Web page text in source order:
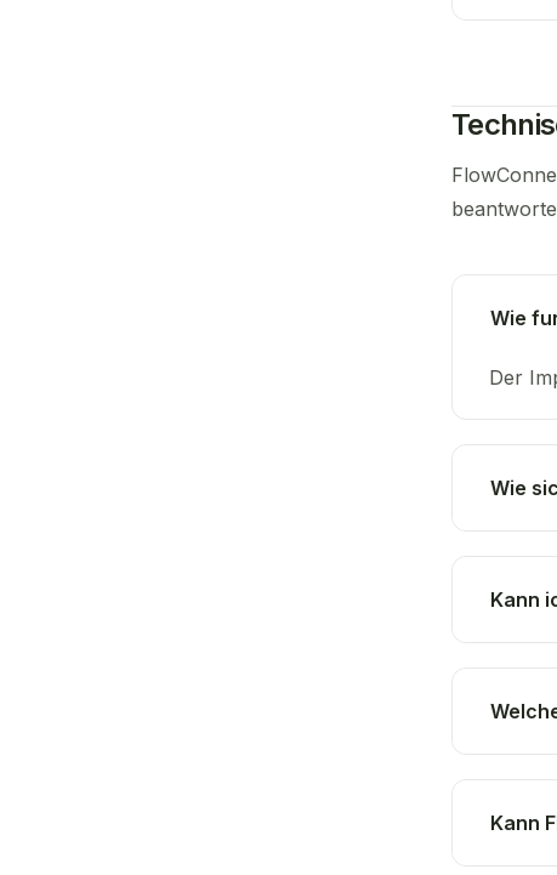
Wie
Der
Wie
Kann
Kann